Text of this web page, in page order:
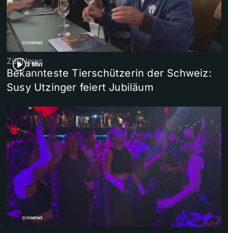
3 Min
ZüriNews
Bekannteste Tierschützerin der Schweiz:
Susy Utzinger feiert Jubiläum